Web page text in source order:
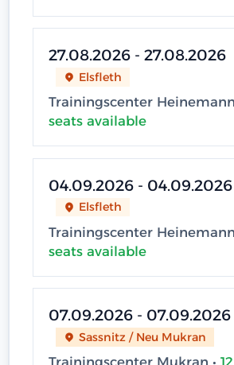
27.08.2026 - 27.08.2026
Elsfleth
seats available
04.09.2026 - 04.09.2026
Elsfleth
seats available
07.09.2026 - 07.09.2026
Sassnitz / Neu Mukran